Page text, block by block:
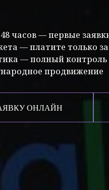
часов — первые
— платите только
— полный контроль
продвижение
ОНЛАЙН